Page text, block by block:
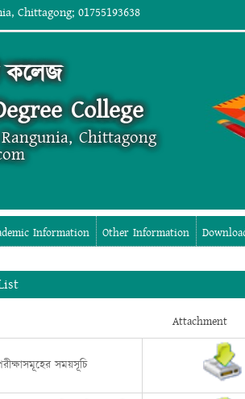
Chittagong; 01755193638
কলেজ
College
Chittagong
Information Other Information
Attachment
সময়সূচি